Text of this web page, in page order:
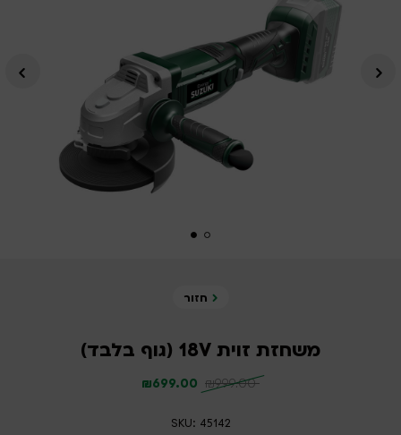
חזור
משחזת זוית 18V (גוף בלבד)
999.00
₪
699.00
₪
SKU: 45142